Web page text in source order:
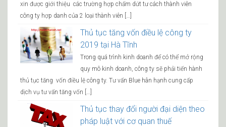
xin được giới thiệu các trường hợp chấm dứt tư cách thành viên
công ty hợp danh của 2 loại thành viên […]
Thủ tục tăng vốn điều lệ công ty
2019 tại Hà Tĩnh
Trong quá trình kinh doanh để có thể mở rộng
quy mô kinh doanh, công ty sẽ phải tiến hành
thủ tục tăng vốn điều lệ công ty. Tư vấn Blue hân hạnh cung cấp
dịch vụ tư vấn tăng vốn […]
Thủ tục thay đổi người đại diện theo
pháp luật với cơ quan thuế